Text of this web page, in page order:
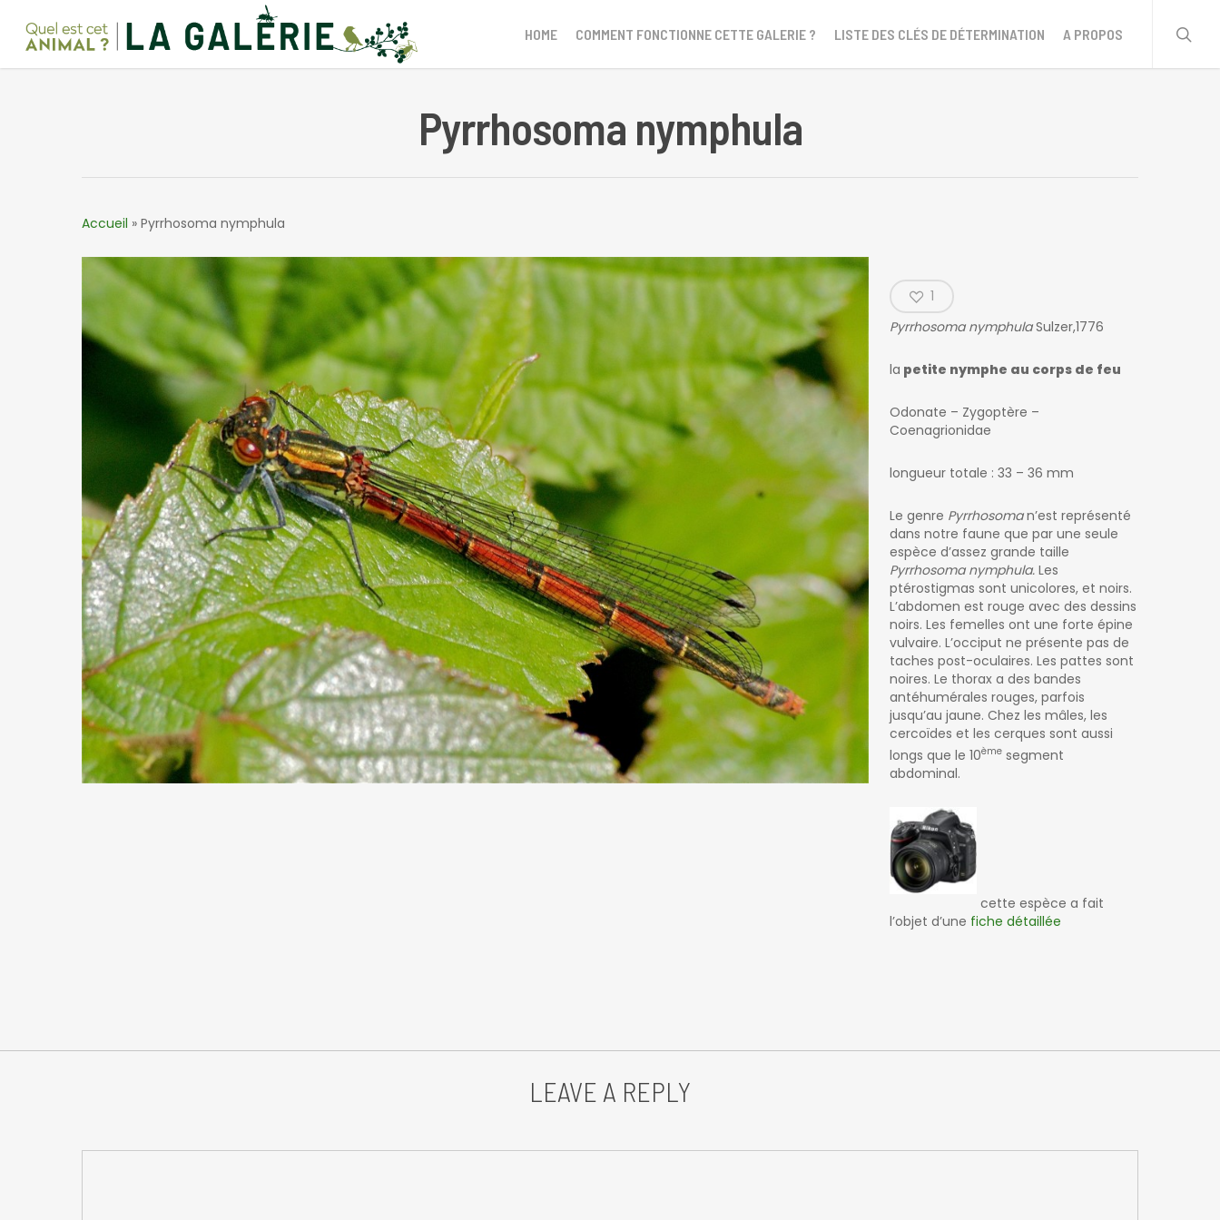
main
HOME COMMENT FONCTIONNE CETTE GALERIE ? LISTE DES CLÉS DE DÉTERMINATION A PROPOS
Pyrrhosoma nymphula
Accueil » Pyrrhosoma nymphula
1
Pyrrhosoma nymphulaSulzer,1776
la petite nymphe au corps de feu
Odonate – Zygoptère –
Coenagrionidae
longueur totale : 33 – 36 mm
Le genre Pyrrhosoman’est représenté
dans notre faune que par une seule
espèce d’assez grande taille
Pyrrhosoma nymphula.Les
ptérostigmas sont unicolores, et noirs.
L’abdomen est rouge avec des dessins
noirs. Les femelles ont une forte épine
vulvaire. L’occiput ne présente pas de
taches post-oculaires. Les pattes sont
noires. Le thorax a des bandes
antéhumérales rouges, parfois
jusqu’au jaune. Chez les mâles, les
cercoïdes et les cerques sont aussi
longs que le 10ème segment
abdominal.
cette espèce a fait
l’objet d’une fiche détaillée
LEAVE A REPLY